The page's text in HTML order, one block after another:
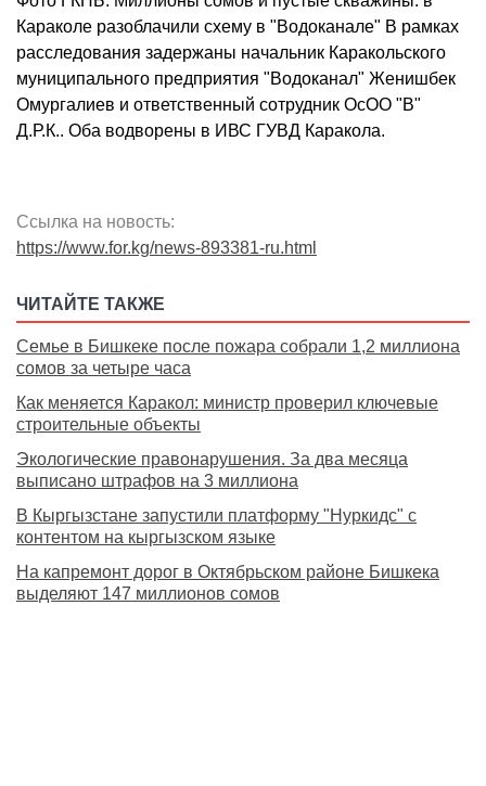
Караколе разоблачили схему в "Водоканале" В рамках
расследования задержаны начальник Каракольского
муниципального предприятия "Водоканал" Женишбек
Омургалиев и ответственный сотрудник ОсОО "В"
Д.Р.К.. Оба водворены в ИВС ГУВД Каракола.
Ссылка на новость:
https://www.for.kg/news-893381-ru.html
ЧИТАЙТЕ ТАКЖЕ
Семье в Бишкеке после пожара собрали 1,2 миллиона
сомов за четыре часа
Как меняется Каракол: министр проверил ключевые
строительные объекты
Экологические правонарушения. За два месяца
выписано штрафов на 3 миллиона
В Кыргызстане запустили платформу "Нуркидс" с
контентом на кыргызском языке
На капремонт дорог в Октябрьском районе Бишкека
выделяют 147 миллионов сомов